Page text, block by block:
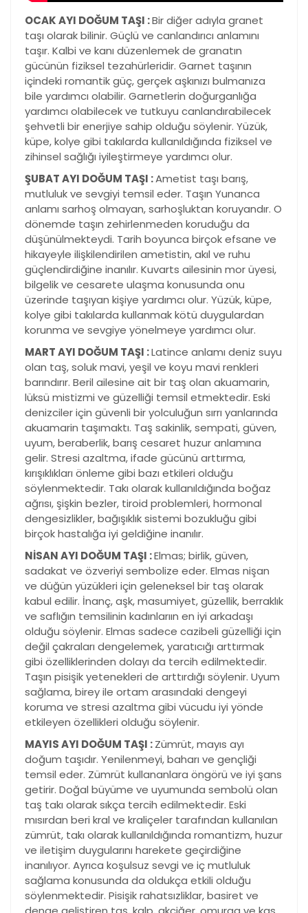
OCAK AYI DOĞUM TAŞI :Bir diğer adıyla granet
taşı olarak bilinir. Güçlü ve canlandırıcı anlamını
taşır. Kalbi ve kanı düzenlemek de granatın
gücünün fiziksel tezahürleridir. Garnet taşının
içindeki romantik güç, gerçek aşkınızı bulmanıza
bile yardımcı olabilir. Garnetlerin doğurganlığa
yardımcı olabilecek ve tutkuyu canlandırabilecek
şehvetli bir enerjiye sahip olduğu söylenir. Yüzük,
küpe, kolye gibi takılarda kullanıldığında fiziksel ve
zihinsel sağlığı iyileştirmeye yardımcı olur.
ŞUBAT AYI DOĞUM TAŞI :Ametist taşı barış,
mutluluk ve sevgiyi temsil eder. Taşın Yunanca
anlamı sarhoş olmayan, sarhoşluktan koruyandır. O
dönemde taşın zehirlenmeden koruduğu da
düşünülmekteydi. Tarih boyunca birçok efsane ve
hikayeyle ilişkilendirilen ametistin, akıl ve ruhu
güçlendirdiğine inanılır. Kuvarts ailesinin mor üyesi,
bilgelik ve cesarete ulaşma konusunda onu
üzerinde taşıyan kişiye yardımcı olur. Yüzük, küpe,
kolye gibi takılarda kullanmak kötü duygulardan
korunma ve sevgiye yönelmeye yardımcı olur.
MART AYI DOĞUM TAŞI :Latince anlamı deniz suyu
olan taş, soluk mavi, yeşil ve koyu mavi renkleri
barındırır. Beril ailesine ait bir taş olan akuamarin,
lüksü mistizmi ve güzelliği temsil etmektedir. Eski
denizciler için güvenli bir yolculuğun sırrı yanlarında
akuamarin taşımaktı. Taş sakinlik, sempati, güven,
uyum, beraberlik, barış cesaret huzur anlamına
gelir. Stresi azaltma, ifade gücünü arttırma,
kırışıklıkları önleme gibi bazı etkileri olduğu
söylenmektedir. Takı olarak kullanıldığında boğaz
ağrısı, şişkin bezler, tiroid problemleri, hormonal
dengesizlikler, bağışıklık sistemi bozukluğu gibi
birçok hastalığa iyi geldiğine inanılır.
NİSAN AYI DOĞUM TAŞI :Elmas; birlik, güven,
sadakat ve özveriyi sembolize eder. Elmas nişan
ve düğün yüzükleri için geleneksel bir taş olarak
kabul edilir. İnanç, aşk, masumiyet, güzellik, berraklık
ve saflığın temsilinin kadınlarıın en iyi arkadaşı
olduğu söylenir. Elmas sadece cazibeli güzelliği için
değil çakraları dengelemek, yaratıcığı arttırmak
gibi özelliklerinden dolayı da tercih edilmektedir.
Taşın pisişik yetenekleri de arttırdığı söylenir. Uyum
sağlama, birey ile ortam arasındaki dengeyi
koruma ve stresi azaltma gibi vücudu iyi yönde
etkileyen özellikleri olduğu söylenir.
MAYIS AYI DOĞUM TAŞI :Zümrüt, mayıs ayı
doğum taşıdır. Yenilenmeyi, baharı ve gençliği
temsil eder. Zümrüt kullananlara öngörü ve iyi şans
getirir. Doğal büyüme ve uyumunda sembolü olan
taş takı olarak sıkça tercih edilmektedir. Eski
mısırdan beri kral ve kraliçeler tarafından kullanılan
zümrüt, takı olarak kullanıldığında romantizm, huzur
ve iletişim duygularını harekete geçirdiğine
inanılıyor. Ayrıca koşulsuz sevgi ve iç mutluluk
sağlama konusunda da oldukça etkili olduğu
söylenmektedir. Pisişik rahatsızliklar, basiret ve